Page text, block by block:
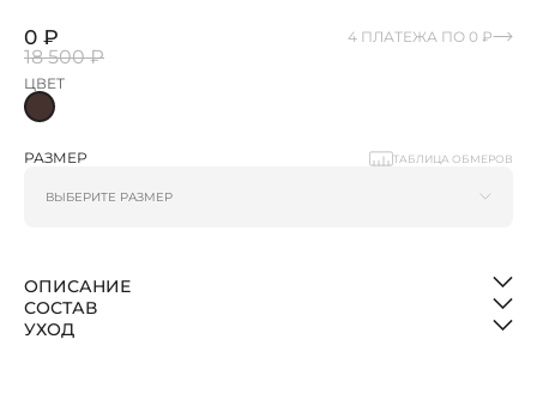
0 ₽
18 500 ₽
4 ПЛАТЕЖА ПО 0 ₽
ЦВЕТ
РАЗМЕР ТАБЛИЦА ОБМЕРОВ
ОПИСАНИЕ
СОСТАВ
УХОД